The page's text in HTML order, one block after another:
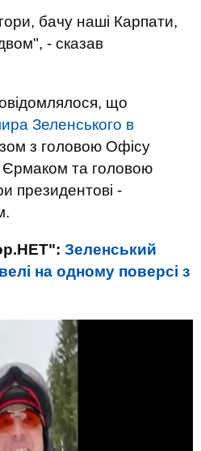
бачу наші Карпати,
- сказав
що
Зеленського в
з головою Офісу
та головою
президентові -
Зеленський
на одному поверсі з